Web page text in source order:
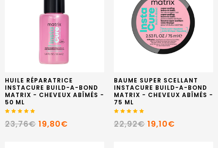
HUILE RÉPARATRICE
INSTACURE BUILD-A-BOND
MATRIX - CHEVEUX ABÎMÉS -
50 ML
23,76€ 19,80€
BAUME SUPER SCELLANT
INSTACURE BUILD-A-BOND
MATRIX - CHEVEUX ABÎMÉS -
75 ML
22,92€ 19,10€